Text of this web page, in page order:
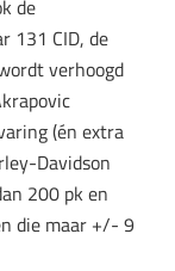
de
131 CID, de
verhoogd
(én extra
Davidson
200 pk en
die maar +/- 9